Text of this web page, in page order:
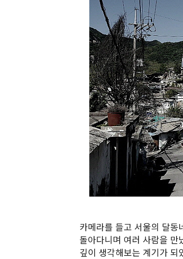
카메라를 들고 서울의 달
돌아다니며 여러 사람을
깊이 생각해보는 계기가 되